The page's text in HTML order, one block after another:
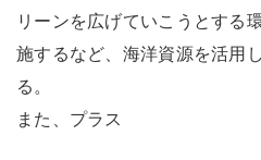
リーンを広げていこうとする
施するなど、海洋資源を活用
る。
また、プラス